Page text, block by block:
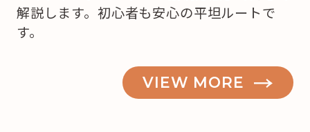
か
な？”
解説します。初心者も安心の平坦ルートで
す。
VIEW MORE